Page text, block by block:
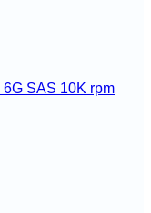
SAS 10K rpm